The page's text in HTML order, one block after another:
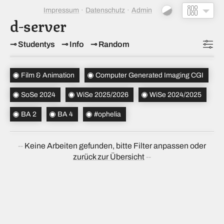
d-server
Studentys Info Random
Impressum Datenschutz Admin
Topics(2)
Studiensemester(3)
Bachelorsemester(2)
Sortierung(↝ zufällig)
Film & Animation Computer Generated Imaging CGI
SoSe 2024 WiSe 2025/2026 WiSe 2024/2025
BA 2 BA 4 #ophelia
Keine Arbeiten gefunden, bitte Filter anpassen oder
zurück zur Übersicht